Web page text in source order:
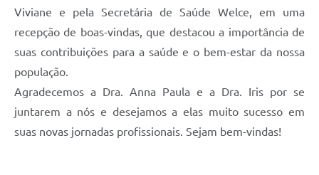
Viviane e pela Secretária de Saúde Welce, em uma
recepção de boas-vindas, que destacou a importância de
suas contribuições para a saúde e o bem-estar da nossa
população.
Agradecemos a Dra. Anna Paula e a Dra. Iris por se
juntarem a nós e desejamos a elas muito sucesso em
suas novas jornadas profissionais. Sejam bem-vindas!